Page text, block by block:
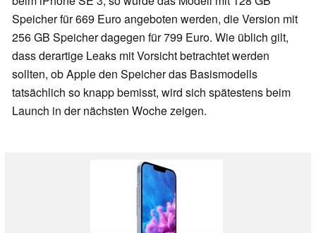
Speicher für 669 Euro angeboten werden, die Version mit
256 GB Speicher dagegen für 799 Euro. Wie üblich gilt,
dass derartige Leaks mit Vorsicht betrachtet werden
sollten, ob Apple den Speicher das Basismodells
tatsächlich so knapp bemisst, wird sich spätestens beim
Launch in der nächsten Woche zeigen.